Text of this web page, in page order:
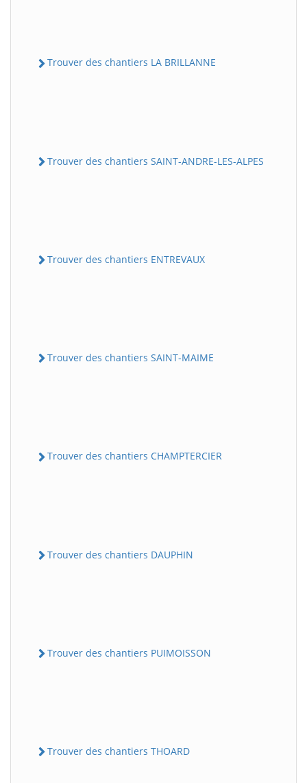
Trouver des chantiers LA BRILLANNE
Trouver des chantiers SAINT-ANDRE-LES-ALPES
Trouver des chantiers ENTREVAUX
Trouver des chantiers SAINT-MAIME
Trouver des chantiers CHAMPTERCIER
Trouver des chantiers DAUPHIN
Trouver des chantiers PUIMOISSON
Trouver des chantiers THOARD